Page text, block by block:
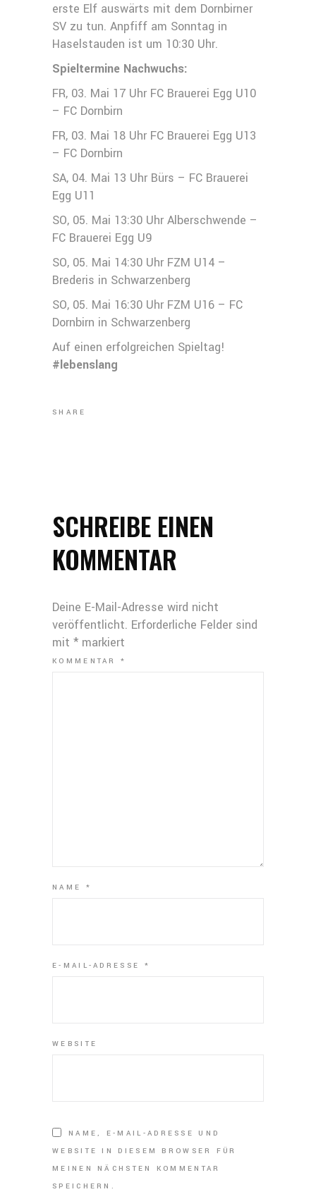
erste Elf auswärts mit dem Dornbirner
SV zu tun. Anpfiff am Sonntag in
Haselstauden ist um 10:30 Uhr.
Spieltermine Nachwuchs:
FR, 03. Mai 17 Uhr FC Brauerei Egg U10
– FC Dornbirn
FR, 03. Mai 18 Uhr FC Brauerei Egg U13
– FC Dornbirn
SA, 04. Mai 13 Uhr Bürs – FC Brauerei
Egg U11
SO, 05. Mai 13:30 Uhr Alberschwende –
FC Brauerei Egg U9
SO, 05. Mai 14:30 Uhr FZM U14 –
Brederis in Schwarzenberg
SO, 05. Mai 16:30 Uhr FZM U16 – FC
Dornbirn in Schwarzenberg
Auf einen erfolgreichen Spieltag!
#lebenslang
SHARE
SCHREIBE EINEN
KOMMENTAR
Deine E-Mail-Adresse wird nicht
veröffentlicht. Erforderliche Felder sind
mit * markiert
KOMMENTAR*
NAME *
E-MAIL-ADRESSE *
WEBSITE
NAME, E-MAIL-ADRESSE UND
WEBSITE IN DIESEM BROWSER FÜR
MEINEN NÄCHSTEN KOMMENTAR
SPEICHERN.